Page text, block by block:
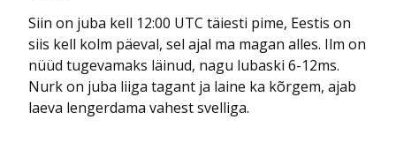
Siin on juba kell 12:00 UTC täiesti pime, Eestis on
siis kell kolm päeval, sel ajal ma magan alles. Ilm on
nüüd tugevamaks läinud, nagu lubaski 6-12ms.
Nurk on juba liiga tagant ja laine ka kõrgem, ajab
laeva lengerdama vahest svelliga.